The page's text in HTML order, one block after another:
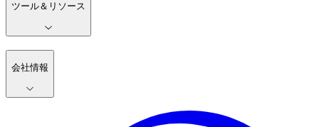
ツール＆リソース
会社情報